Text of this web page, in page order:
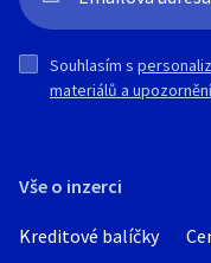
Vše o inzerci
Kreditové balíčky
Souhlasím s
materiálů a upozornění